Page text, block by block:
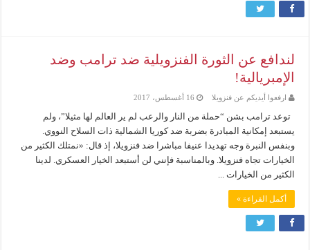
لندافع عن الثورة الفنزويلية ضد ترامب وضد
الإمبريالية!
ارفعوا أيديكم عن فنزويلا 16 أغسطس، 2017
توعد ترامب بشن “حملة من النار والرعب لم ير العالم لها مثيلا”، ولم
يستبعد إمكانية المبادرة بضربة ضد كوريا الشمالية ذات السلاح النووي.
وبنفس النبرة وجه تهديدا عنيفا مباشرا ضد فنزويلا، إذ قال: «نمتلك الكثير من
الخيارات تجاه فنزويلا. وبالمناسبة فإنني لن أستبعد الخيار العسكري. لدينا
الكثير من الخيارات ...
أكمل القراءة »